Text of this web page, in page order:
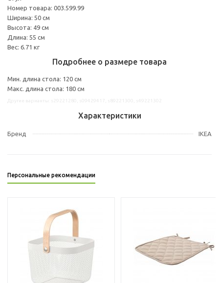
Номер товара: 003.599.99
Ширина: 50 см
Высота: 49 см
Длина: 55 см
Вес: 6.71 кг
Подробнее о размере товара
Мин. длина стола: 120 см
Макс. длина стола: 180 см
Характеристики
Бренд IKEA
Персональные рекомендации